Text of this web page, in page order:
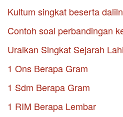
Kultum singkat beserta
Contoh soal perbandingan
Uraikan Singkat Sejarah
1 Ons Berapa Gram
1 Sdm Berapa Gram
1 RIM Berapa Lembar